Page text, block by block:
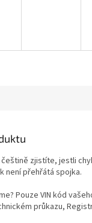
zjistíte, jestli
není přehřátá spojka.
Pouze VIN kód
průkazu,